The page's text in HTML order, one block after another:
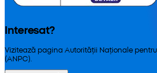
Interesat?
Vizitează pagina Autorității Naționale
(ANPC).